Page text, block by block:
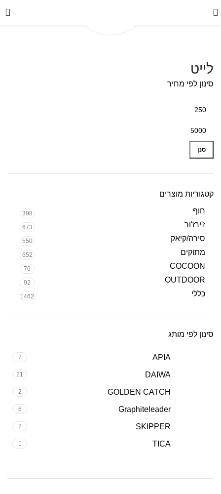
0
לייט
סינון לפי מחיר
סנן
קטגוריות מוצרים
חוף
398
ז'ירז'ור 673
סירה/קיאק 550
מתוקים 652
COCOON
76
OUTDOOR
92
כללי 1462
סינון לפי מותג
APIA
7
DAIWA
21
GOLDEN CATCH
2
Graphiteleader
8
SKIPPER
2
TICA
1